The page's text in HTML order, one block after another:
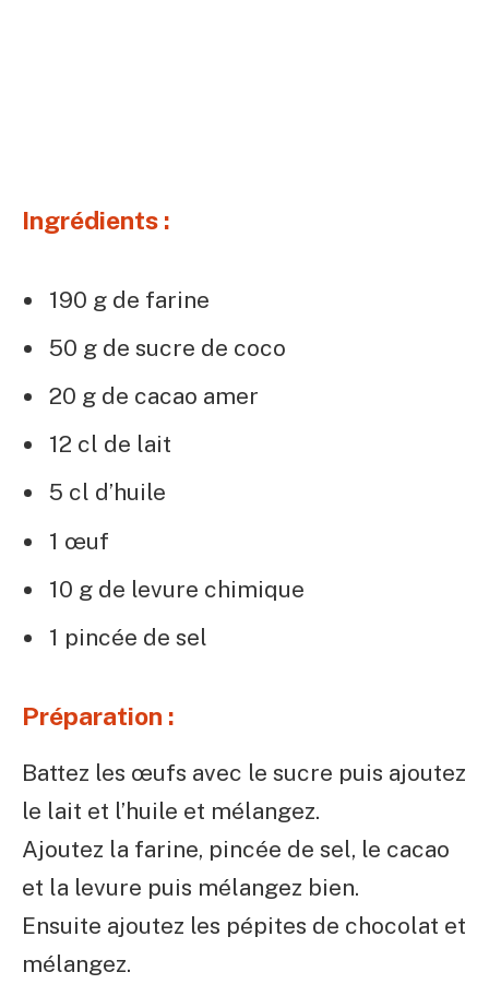
Ingrédients :
190 g de farine
50 g de sucre de coco
20 g de cacao amer
12 cl de lait
5 cl d’huile
1 œuf
10 g de levure chimique
1 pincée de sel
Préparation :
Battez les œufs avec le sucre puis ajoutez
le lait et l’huile et mélangez.
Ajoutez la farine, pincée de sel, le cacao
et la levure puis mélangez bien.
Ensuite ajoutez les pépites de chocolat et
mélangez.